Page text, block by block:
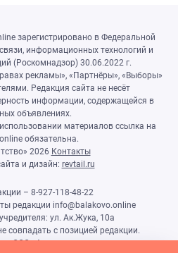
зарегистрировано в Федеральной
информационных технологий и
(Роскомнадзор) 30.06.2022 г.
рекламы», «Партнёры», «Выборы»
Редакция сайта не несёт
информации, содержащейся в
объявлениях.
материалов ссылка на
обязательна.
2026 Контакты
и дизайн: revtail.ru
– 8-927-118-48-22
редакции info@balakovo.online
ул. Ак.Жука, 10а
совпадать с позицией редакции.
ООО «Агентство»